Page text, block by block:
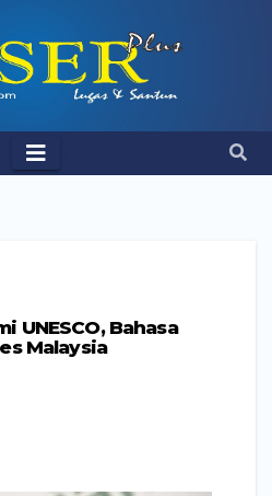
UNESCO, Bahasa
Malaysia